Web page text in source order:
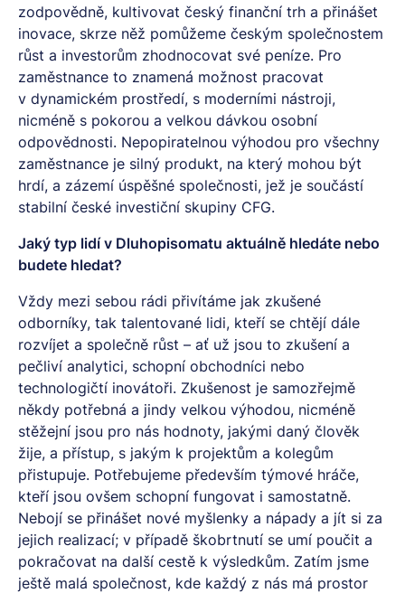
zodpovědně, kultivovat český finanční trh a přinášet
inovace, skrze něž pomůžeme českým společnostem
růst a investorům zhodnocovat své peníze. Pro
zaměstnance to znamená možnost pracovat
v dynamickém prostředí, s moderními nástroji,
nicméně s pokorou a velkou dávkou osobní
odpovědnosti. Nepopiratelnou výhodou pro všechny
zaměstnance je silný produkt, na který mohou být
hrdí, a zázemí úspěšné společnosti, jež je součástí
stabilní české investiční skupiny CFG.
Jaký typ lidí v Dluhopisomatu aktuálně hledáte nebo
budete hledat?
Vždy mezi sebou rádi přivítáme jak zkušené
odborníky, tak talentované lidi, kteří se chtějí dále
rozvíjet a společně růst – ať už jsou to zkušení a
pečliví analytici, schopní obchodníci nebo
technologičtí inovátoři. Zkušenost je samozřejmě
někdy potřebná a jindy velkou výhodou, nicméně
stěžejní jsou pro nás hodnoty, jakými daný člověk
žije, a přístup, s jakým k projektům a kolegům
přistupuje. Potřebujeme především týmové hráče,
kteří jsou ovšem schopní fungovat i samostatně.
Nebojí se přinášet nové myšlenky a nápady a jít si za
jejich realizací; v případě škobrtnutí se umí poučit a
pokračovat na další cestě k výsledkům. Zatím jsme
ještě malá společnost, kde každý z nás má prostor